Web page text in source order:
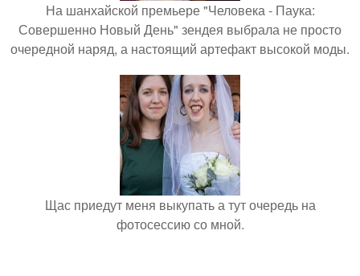
На шанхайской премьере "Человека - Паука:
Совершенно Новый День" зендея выбрала не просто
очередной наряд, а настоящий артефакт высокой моды.
Щас приедут меня выкупать а тут очередь на
фотосессию со мной.